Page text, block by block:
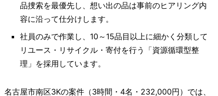
品捜索を最優先し、想い出の品は事前のヒアリング内
容に沿って仕分けします。
社員のみで作業し、10～15品目以上に細かく分類して
リユース・リサイクル・寄付を行う「資源循環型整
理」を採用しています。
名古屋市南区3Kの案件（3時間・4名・232,000円）では、